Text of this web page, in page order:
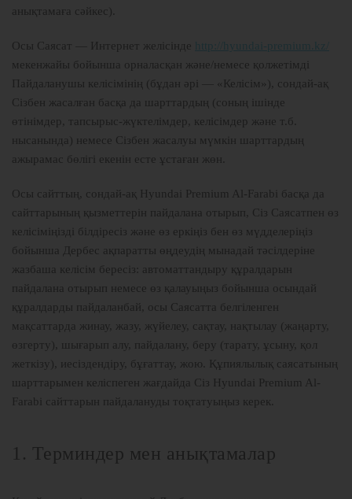
анықтамаға сәйкес).
Осы Саясат — Интернет желісінде http://hyundai-premium.kz/
мекенжайы бойынша орналасқан және/немесе қолжетімді
Пайдаланушы келісімінің (бұдан әрі — «Келісім»), сондай-ақ
Сізбен жасалған басқа да шарттардың (соның ішінде
өтінімдер, тапсырыс-жүктелімдер, келісімдер және т.б.
нысанында) немесе Сізбен жасалуы мүмкін шарттардың
ажырамас бөлігі екенін есте ұстаған жөн.
Осы сайттың, сондай-ақ Hyundai Premium Al-Farabi басқа да
сайттарының қызметтерін пайдалана отырып, Сіз Саясатпен өз
келісіміңізді білдіресіз және өз еркіңіз бен өз мүдделеріңіз
бойынша Дербес ақпаратты өңдеудің мынадай тәсілдеріне
жазбаша келісім бересіз: автоматтандыру құралдарын
пайдалана отырып немесе өз қалауыңыз бойынша осындай
құралдарды пайдаланбай, осы Саясатта белгіленген
мақсаттарда жинау, жазу, жүйелеу, сақтау, нақтылау (жаңарту,
өзгерту), шығарып алу, пайдалану, беру (тарату, ұсыну, қол
жеткізу), иесіздендіру, бұғаттау, жою. Құпиялылық саясатының
шарттарымен келіспеген жағдайда Сіз Hyundai Premium Al-
Farabi сайттарын пайдалануды тоқтатуыңыз керек.
1. Терминдер мен анықтамалар